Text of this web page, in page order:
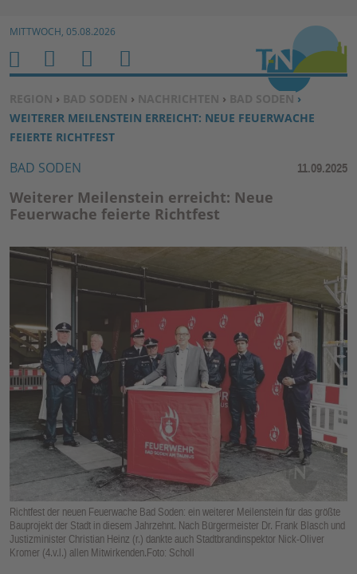
Zum Inhalt springen ↓
MITTWOCH, 05.08.2026
SIE BEFINDEN SICH HIER:
REGION › BAD SODEN › NACHRICHTEN › BAD SODEN ›
WEITERER MEILENSTEIN ERREICHT: NEUE FEUERWACHE
FEIERTE RICHTFEST
BAD SODEN 11.09.2025
Weiterer Meilenstein erreicht: Neue
Feuerwache feierte Richtfest
Richtfest der neuen Feuerwache Bad Soden: ein weiterer Meilenstein für das größte
Bauprojekt der Stadt in diesem Jahrzehnt. Nach Bürgermeister Dr. Frank Blasch und
Justizminister Christian Heinz (r.) dankte auch Stadtbrandinspektor Nick-Oliver
Kromer (4.v.l.) allen Mitwirkenden.Foto: Scholl
H
O
M
E
M
E
N
U
S
U
C
H
B
E
N
E
R
U
N
K
TI
O
N
N